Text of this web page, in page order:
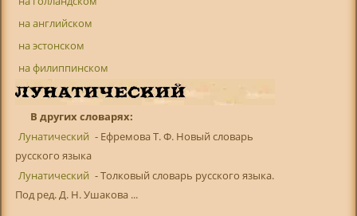
на английском
на эстонском
на филиппинском
В других словарях:
Лунатический - Ефремова Т. Ф. Новый словарь
русского языка
Лунатический - Толковый словарь русского языка.
Под ред. Д. Н. Ушакова ...